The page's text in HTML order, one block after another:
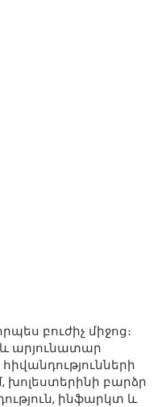
բուժիչ միջոց։
և արյունատար
խոլեստերինի բարձր
ինֆարկտ և